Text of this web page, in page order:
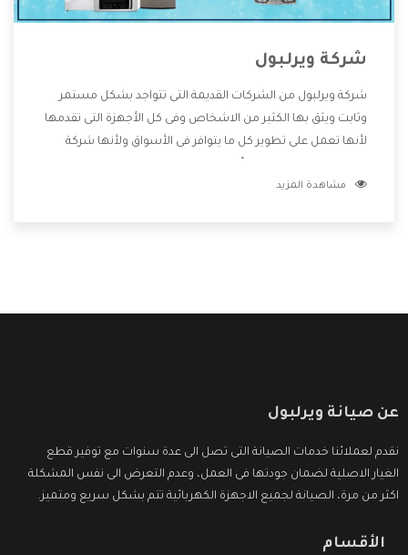
شركة ويرلبول
شركة ويرلبول من الشركات القديمة التى تتواجد بشكل مستمر
وثابت ويثق بها الكثير من الاشخاص وفى كل الأجهزة التى تقدمها
لأنها تعمل على تطوير كل ما يتوافر فى الأسواق ولأنها شركة
وتقدم للعملاء أقوى العروض والخصومات التى تسهل على
مشاهدة المزيد
عن صيانة ويرلبول
نقدم لعملائنا خدمات الصيانة التى تصل الى عدة سنوات مع توفير قطع
الغيار الاصلية لضمان جودتها فى العمل، وعدم التعرض الى نفس المشكلة
اكثر من مرة، الصيانة لجميع الاجهزة الكهربائية تتم بشكل سريع ومتميز.
الأقسام